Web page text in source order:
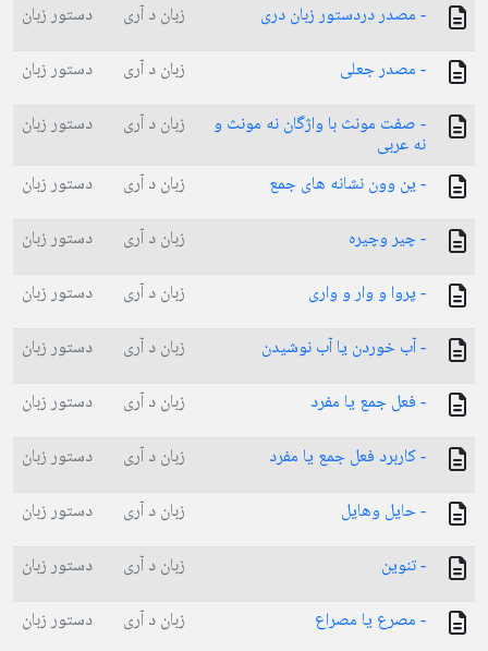
- مصدر دردستور زبان دری زبان د آری
دستور زبان
- مصدر جعلی
زبان د آری
دستور زبان
- صفت مونث با واژگان نه مونث و
نه عربی
زبان د آری دستور زبان
- ین وون نشانه های جمع زبان د آری
دستور زبان
- چیر وچیره
زبان د آری
دستور زبان
- پروا و وار و واری
زبان د آری
دستور زبان
- آب خوردن یا آب نوشیدن
زبان د آری
دستور زبان
- فعل جمع یا مفرد
زبان د آری
دستور زبان
- کاربرد فعل جمع یا مفرد
زبان د آری
دستور زبان
- حایل وهایل
زبان د آری
دستور زبان
- تنوین
زبان د آری
دستور زبان
- مصرع یا مصراع
زبان د آری
دستور زبان